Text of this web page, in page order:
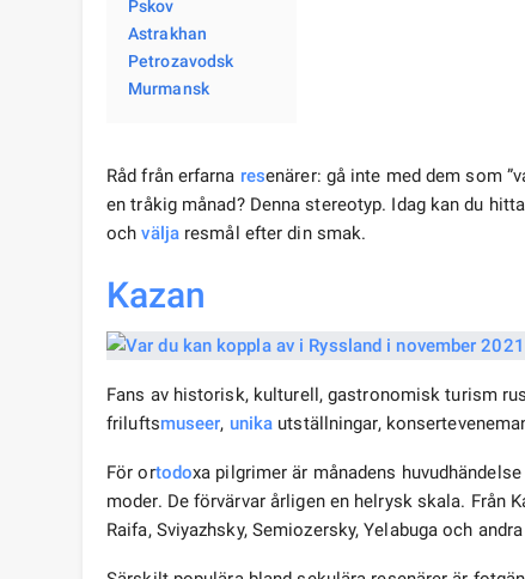
Pskov
Astrakhan
Petrozavodsk
Murmansk
Råd från erfarna resenärer: gå inte med dem som
en tråkig månad? Denna stereotyp. Idag kan du
ochväljaresmål efter din smak.
Kazan
Fans av historisk, kulturell, gastronomisk turism
friluftsmuseer, unika utställningar,
För ortodoxa pilgrimer är månadens
moder. De förvärvar årligen en helrysk skala.
Raifa, Sviyazhsky, Semiozersky, Yelabuga och